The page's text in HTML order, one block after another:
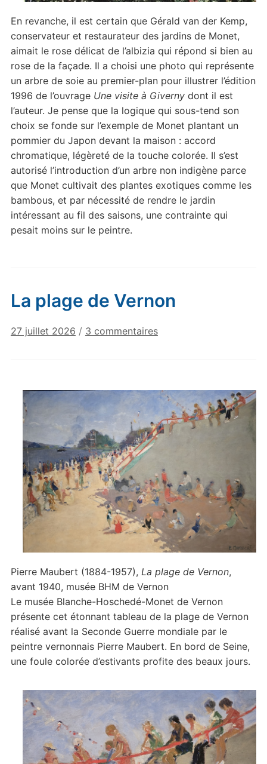
En revanche, il est certain que Gérald van der Kemp,
conservateur et restaurateur des jardins de Monet,
aimait le rose délicat de l’albizia qui répond si bien au
rose de la façade. Il a choisi une photo qui représente
un arbre de soie au premier-plan pour illustrer l’édition
1996 de l’ouvrage Une visite à Givernydont il est
l’auteur. Je pense que la logique qui sous-tend son
choix se fonde sur l’exemple de Monet plantant un
pommier du Japon devant la maison : accord
chromatique, légèreté de la touche colorée. Il s’est
autorisé l’introduction d’un arbre non indigène parce
que Monet cultivait des plantes exotiques comme les
bambous, et par nécessité de rendre le jardin
intéressant au fil des saisons, une contrainte qui
pesait moins sur le peintre.
La plage de Vernon
27 juillet 2026 / 3 commentairessur
Vernon
Pierre Maubert (1884-1957), La plage de Vernon,
avant 1940, musée BHM de Vernon
Le musée Blanche-Hoschedé-Monet de Vernon
présente cet étonnant tableau de la plage de Vernon
réalisé avant la Seconde Guerre mondiale par le
peintre vernonnais Pierre Maubert. En bord de Seine,
une foule colorée d’estivants profite des beaux jours.